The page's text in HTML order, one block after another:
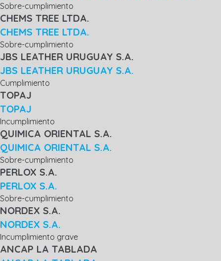
Sobre-cumplimiento
CHEMS TREE LTDA.
CHEMS TREE LTDA.
Sobre-cumplimiento
JBS LEATHER URUGUAY S.A.
JBS LEATHER URUGUAY S.A.
Cumplimiento
TOPAJ
TOPAJ
Incumplimiento
QUIMICA ORIENTAL S.A.
QUIMICA ORIENTAL S.A.
Sobre-cumplimiento
PERLOX S.A.
PERLOX S.A.
Sobre-cumplimiento
NORDEX S.A.
NORDEX S.A.
Incumplimiento grave
ANCAP LA TABLADA